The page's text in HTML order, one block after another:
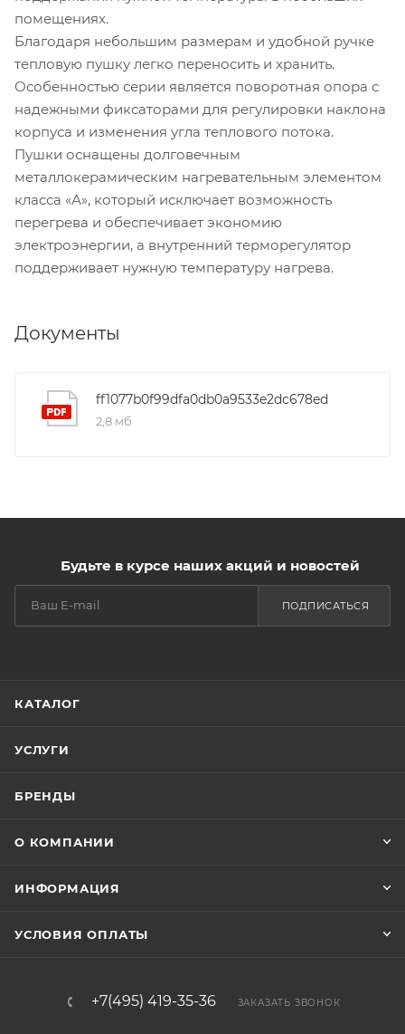
помещениях.
Благодаря небольшим размерам и удобной ручке
тепловую пушку легко переносить и хранить.
Особенностью серии является поворотная опора с
надежными фиксаторами для регулировки наклона
корпуса и изменения угла теплового потока.
Пушки оснащены долговечным
металлокерамическим нагревательным элементом
класса «А», который исключает возможность
перегрева и обеспечивает экономию
электроэнергии, а внутренний терморегулятор
поддерживает нужную температуру нагрева.
Документы
ff1077b0f99dfa0db0a9533e2dc678ed
2,8 мб
Будьте в курсе наших акций и новостей
ПОДПИСАТЬСЯ
КАТАЛОГ
УСЛУГИ
БРЕНДЫ
О КОМПАНИИ
ИНФОРМАЦИЯ
УСЛОВИЯ ОПЛАТЫ
+7(495) 419-35-36 ЗАКАЗАТЬ ЗВОНОК